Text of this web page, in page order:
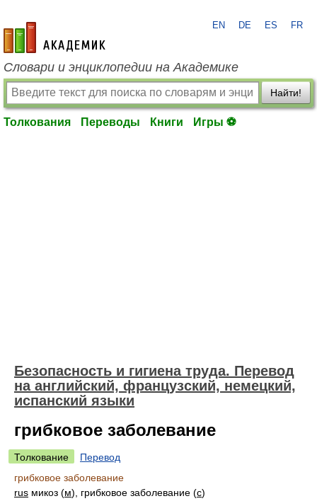
academic.ru
EN DE ES FR
Словари и энциклопедии на Академике
Найти!
Толкования Переводы Книги Игры ⚽
Безопасность и гигиена труда. Перевод
на английский, французский, немецкий,
испанский языки
грибковое заболевание
Толкование
Перевод
грибковое заболевание
rus микоз (м), грибковое заболевание (с)